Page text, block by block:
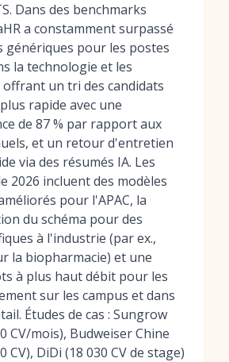
Dans des benchmarks
a constamment surpassé
génériques pour les postes
la technologie et les
un tri des candidats
rapide avec une
de 87 % par rapport aux
et un retour d'entretien
via des résumés IA. Les
2026 incluent des modèles
pour l'APAC, la
du schéma pour des
à l'industrie (par ex.,
la biopharmacie) et une
à plus haut débit pour les
sur les campus et dans
Études de cas : Sungrow
CV/mois), Budweiser Chine
CV), DiDi (18 030 CV de stage)